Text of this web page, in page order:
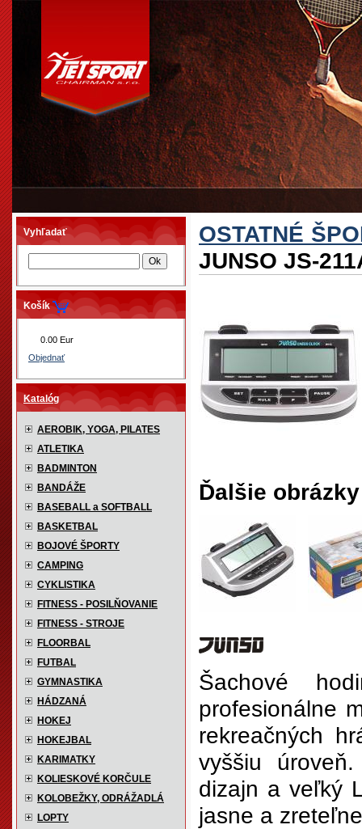
Vyhľadať
Košík
0.00 Eur
Objednať
Katalóg
AEROBIK, YOGA, PILATES
ATLETIKA
BADMINTON
BANDÁŽE
BASEBALL a SOFTBALL
BASKETBAL
BOJOVÉ ŠPORTY
CAMPING
CYKLISTIKA
FITNESS - POSILŇOVANIE
FITNESS - STROJE
FLOORBAL
FUTBAL
GYMNASTIKA
HÁDZANÁ
HOKEJ
HOKEJBAL
KARIMATKY
KOLIESKOVÉ KORČULE
KOLOBEŽKY, ODRÁŽADLÁ
LOPTY
OSTATNÉ
JUNSO JS-
Ďalšie obrázky
Šachové
profesionálne
rekreačných
vyššiu
dizajn a veľký
jasne a